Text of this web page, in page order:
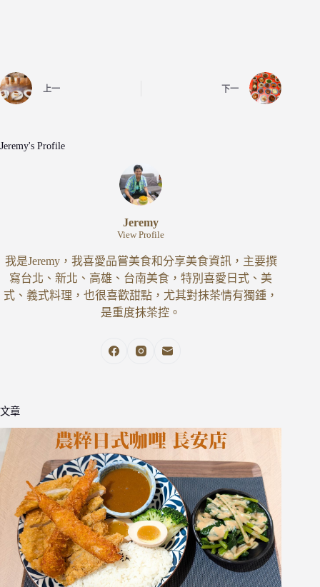
上一 下一
Jeremy's Profile
Jeremy
View Profile
我是Jeremy，我喜愛品嘗美食和分享美食資訊，主要撰
寫台北、新北、高雄、台南美食，特別喜愛日式、美
式、義式料理，也很喜歡甜點，尤其對抹茶情有獨鍾，
是重度抹茶控。
文章